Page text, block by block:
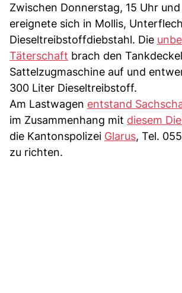
Zwischen Donnerstag, 15 Uhr
ereignete sich in Mollis,
Dieseltreibstoffdiebstahl. Die
Täterschaft brach den
Sattelzugmaschine auf und
300 Liter Dieseltreibstoff.
Am Lastwagen entstand
im Zusammenhang mit diesem
die Kantonspolizei Glarus, Tel.
zu richten.